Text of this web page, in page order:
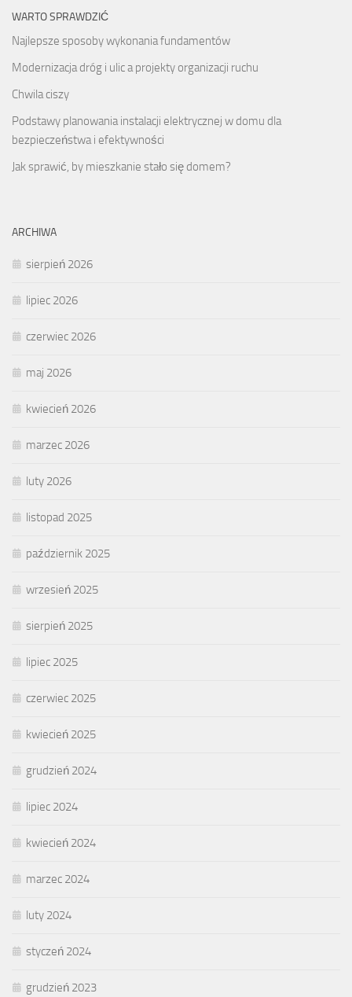
WARTO SPRAWDZIĆ
Najlepsze sposoby wykonania fundamentów
Modernizacja dróg i ulic a projekty organizacji ruchu
Chwila ciszy
Podstawy planowania instalacji elektrycznej w domu dla
bezpieczeństwa i efektywności
Jak sprawić, by mieszkanie stało się domem?
ARCHIWA
sierpień 2026
lipiec 2026
czerwiec 2026
maj 2026
kwiecień 2026
marzec 2026
luty 2026
listopad 2025
październik 2025
wrzesień 2025
sierpień 2025
lipiec 2025
czerwiec 2025
kwiecień 2025
grudzień 2024
lipiec 2024
kwiecień 2024
marzec 2024
luty 2024
styczeń 2024
grudzień 2023